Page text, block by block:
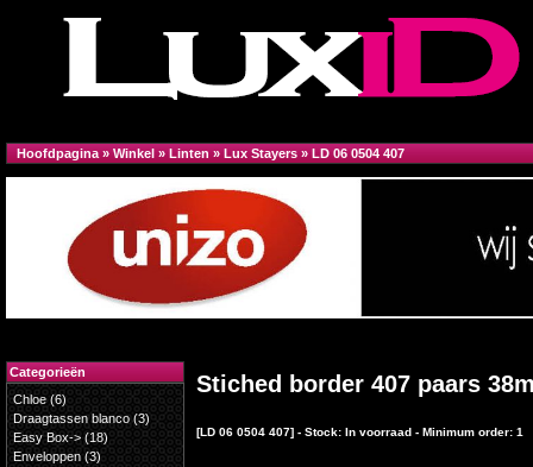
Hoofdpagina » Winkel » Linten » Lux Stayers » LD 06 0504 407
Stiched border 407 paars
[LD 06 0504 407] - Stock: In voorraad - Minimum order: 1
Categorieën
Chloe (6)
Draagtassen blanco(3)
Easy Box-> (18)
Enveloppen (3)